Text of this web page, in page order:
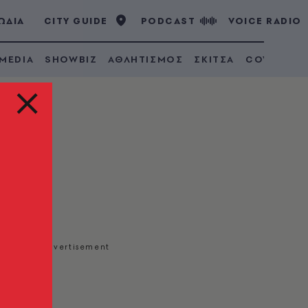
CITY GUIDE PODCAST VOICE RADIO
SHOWBIZ ΑΘΛΗΤΙΣΜΟΣ ΣΚΙΤΣΑ COVID 19